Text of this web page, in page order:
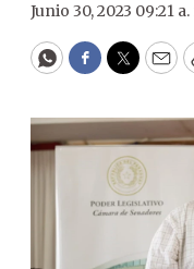
Junio 30, 2023 09:21 a.
WhatsApp
Facebook
Twitter